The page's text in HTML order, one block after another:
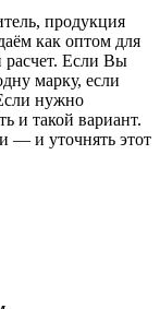
продукция
как оптом для
расчет. Если Вы
марку, если
нужно
и такой вариант.
— и уточнять этот